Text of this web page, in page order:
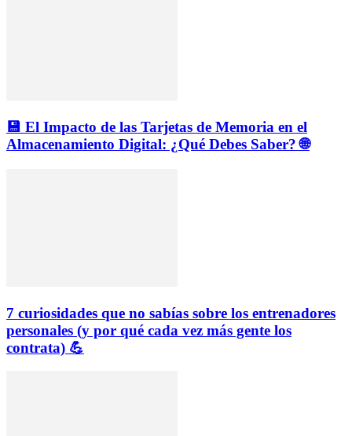
💾 El Impacto de las Tarjetas de Memoria en el
Almacenamiento Digital: ¿Qué Debes Saber? 🌐
7 curiosidades que no sabías sobre los entrenadores
personales (y por qué cada vez más gente los
contrata) 💪